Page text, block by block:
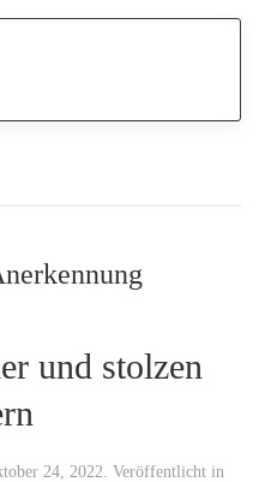
und stolzen
24, 2022. Veröffentlicht in